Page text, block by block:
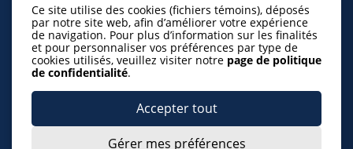
Inscrire un événement
© 2026 Gazette de la Mauricie. Tous droits
Ce site utilise des cookies (fichiers témoins), déposés
par notre site web, afin d’améliorer votre expérience
de navigation. Pour plus d’information sur les finalités
et pour personnaliser vos préférences par type de
cookies utilisés, veuillez visiter notre page de politique
de confidentialité.
Accepter tout
Gérer mes préférences